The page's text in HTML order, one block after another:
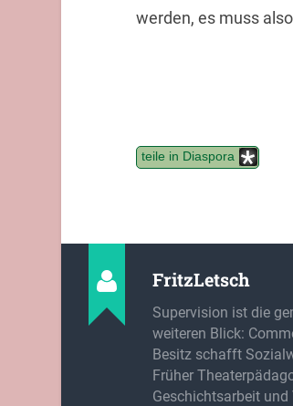
werden, es muss
teile in Diaspora
FritzLetsch
Supervision ist die
weiteren Blick:
Besitz schafft
Früher
Geschichtsarbeit und